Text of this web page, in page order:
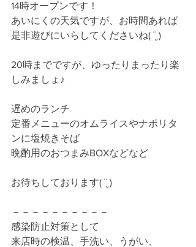
14時オープンです！
あいにくの天気ですが、お時間あれば
是非遊びにいらしてくださいね( ¨̮ )
20時までですが、ゆったりまったり楽
しみましょ♪
遅めのランチ
定番メニューのオムライスやナポリタ
ンに塩焼きそば
晩酌用のおつまみBOXなどなど
お待ちしております( ¨̮ )
－－－－－－－－－－
感染防止対策として
来店時の検温、手洗い、うがい、